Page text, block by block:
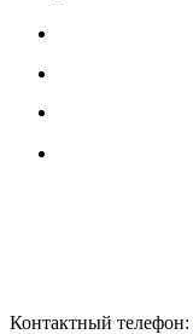
Контактный телефон: